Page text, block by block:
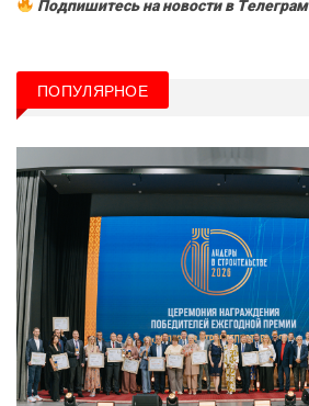
Подпишитесь на новости в Tелеграм
ПОПУЛЯРНОЕ